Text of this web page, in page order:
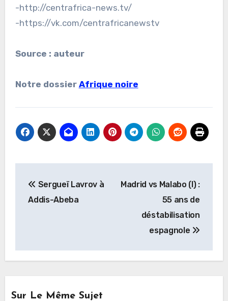
-http://centrafrica-news.tv/
-https://vk.com/centrafricanewstv
Source : auteur
Notre dossier Afrique noire
de
Sergueï Lavrov à
Addis-Abeba
Madrid vs Malabo (I) :
55 ans de
déstabilisation
espagnole
Sur Le Même Sujet